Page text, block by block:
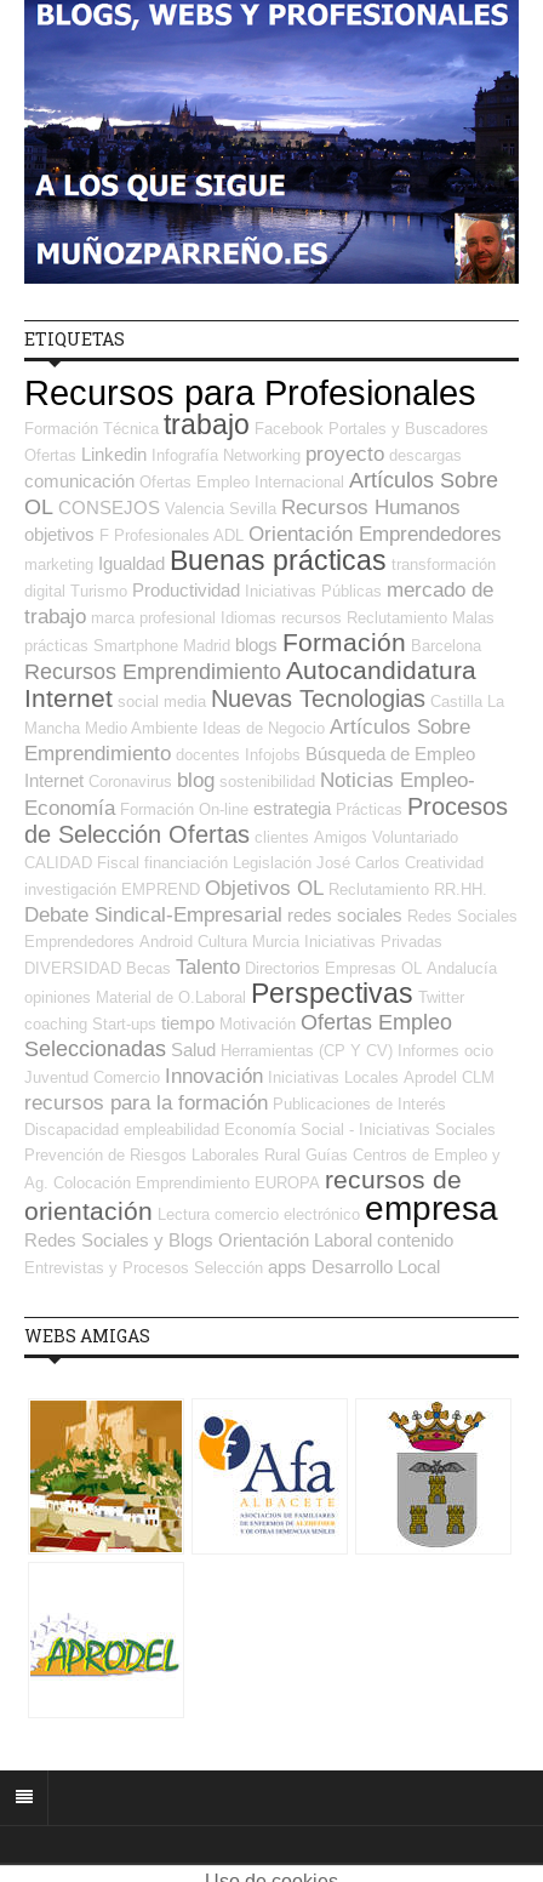
ETIQUETAS
Recursos para Profesionales
Formación Técnica trabajo Facebook Portales y Buscadores
Ofertas Linkedin Infografía Networking proyecto descargas
comunicación Ofertas Empleo Internacional Artículos Sobre
OL CONSEJOS Valencia Sevilla Recursos Humanos
objetivos F Profesionales ADL Orientación Emprendedores
marketing Igualdad Buenas prácticas transformación
digital Turismo Productividad Iniciativas Públicas mercado de
trabajo marca profesional Idiomas recursos Reclutamiento Malas
prácticas Smartphone Madrid blogs Formación Barcelona
Recursos Emprendimiento Autocandidatura
Internet social media Nuevas Tecnologias Castilla La
Mancha Medio Ambiente Ideas de Negocio Artículos Sobre
Emprendimiento docentes Infojobs Búsqueda de Empleo
Internet Coronavirus blog sostenibilidad Noticias Empleo-
Economía Formación On-line estrategia Prácticas Procesos
de Selección Ofertas clientes Amigos Voluntariado
CALIDAD Fiscal financiación Legislación José Carlos Creatividad
investigación EMPREND Objetivos OL Reclutamiento RR.HH.
Debate Sindical-Empresarial redes sociales Redes Sociales
Emprendedores Android Cultura Murcia Iniciativas Privadas
DIVERSIDAD Becas Talento Directorios Empresas OL Andalucía
opiniones Material de O.Laboral Perspectivas Twitter
coaching Start-ups tiempo Motivación Ofertas Empleo
Seleccionadas Salud Herramientas (CP Y CV) Informes ocio
Juventud Comercio Innovación Iniciativas Locales Aprodel CLM
recursos para la formación Publicaciones de Interés
Discapacidad empleabilidad Economía Social - Iniciativas Sociales
Prevención de Riesgos Laborales Rural Guías Centros de Empleo y
Ag. Colocación Emprendimiento EUROPA recursos de
orientación Lectura comercio electrónico empresa
Redes Sociales y Blogs Orientación Laboral contenido
Entrevistas y Procesos Selección apps Desarrollo Local
WEBS AMIGAS